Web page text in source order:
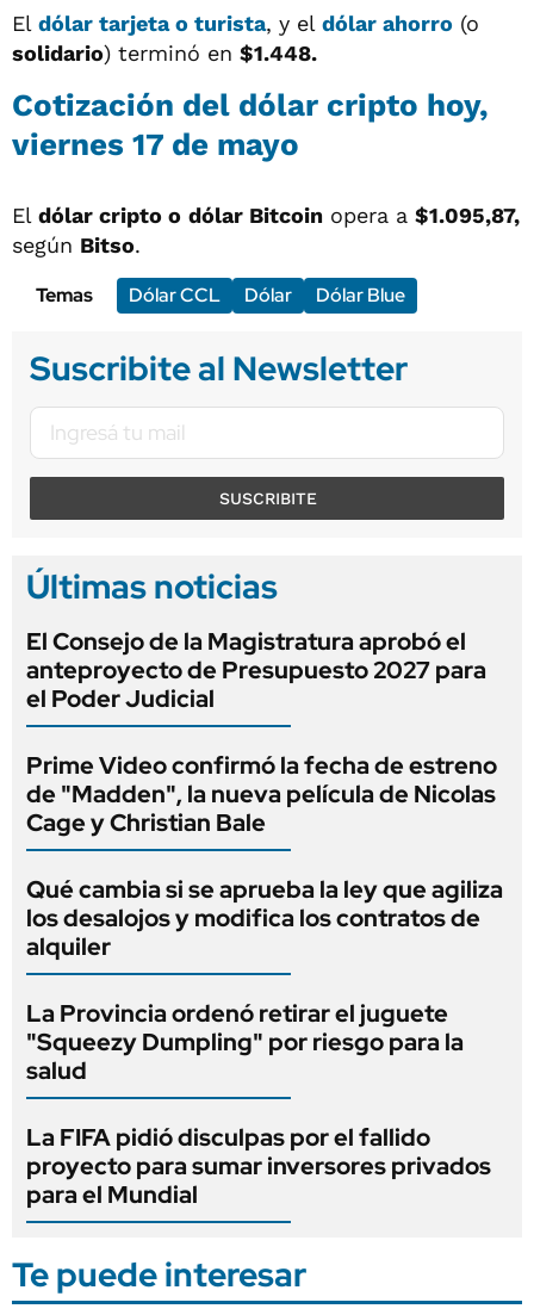
El dólar tarjeta o turista, y el dólar ahorro (o
solidario) terminó en $1.448.
Cotización del dólar cripto hoy,
viernes 17 de mayo
El dólar cripto o dólar Bitcoin opera a $1.095,87,
según Bitso.
Temas
Dólar CCL Dólar Dólar Blue
Suscribite al Newsletter
SUSCRIBITE
Últimas noticias
El Consejo de la Magistratura aprobó el
anteproyecto de Presupuesto 2027 para
el Poder Judicial
Prime Video confirmó la fecha de estreno
de "Madden", la nueva película de Nicolas
Cage y Christian Bale
Qué cambia si se aprueba la ley que agiliza
los desalojos y modifica los contratos de
alquiler
La Provincia ordenó retirar el juguete
"Squeezy Dumpling" por riesgo para la
salud
La FIFA pidió disculpas por el fallido
proyecto para sumar inversores privados
para el Mundial
Te puede interesar